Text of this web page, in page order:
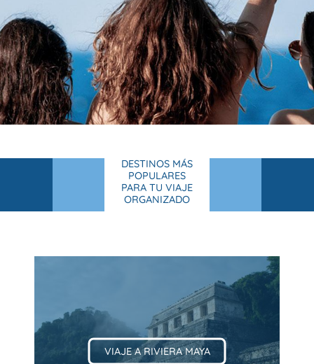
DESTINOS MÁS
POPULARES
PARA TU VIAJE
ORGANIZADO
VIAJE A RIVIERA MAYA